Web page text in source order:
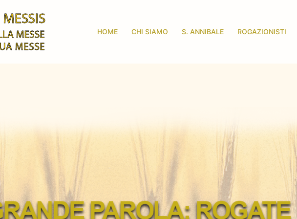
HOME CHI SIAMO S. ANNIBALE ROGAZIONISTI